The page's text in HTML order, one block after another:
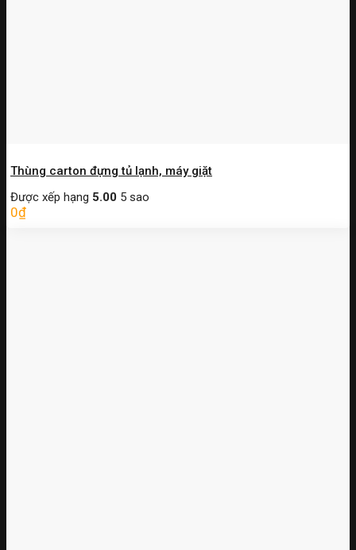
Thùng carton đựng tủ lạnh, máy giặt
Được xếp hạng 5.00 5 sao
0₫